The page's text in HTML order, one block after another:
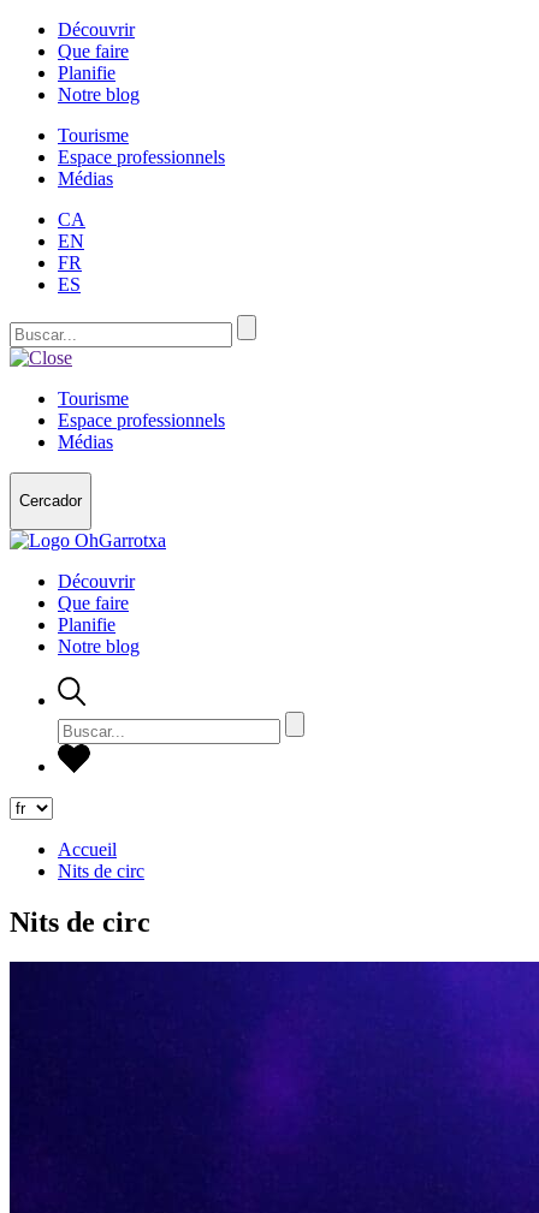
Découvrir
Que faire
Planifie
Notre blog
Tourisme
Espace professionnels
Médias
CA
EN
FR
ES
Tourisme
Espace professionnels
Médias
Cercador
Découvrir
Que faire
Planifie
Notre blog
Accueil
Nits de circ
Nits de circ